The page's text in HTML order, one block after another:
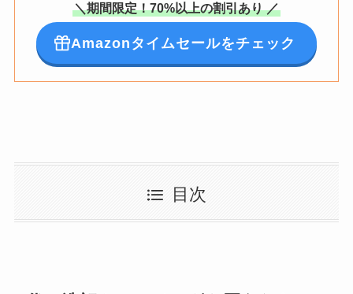
＼期間限定！70%以上の割引あり ／
Amazonタイムセールをチェック
目次